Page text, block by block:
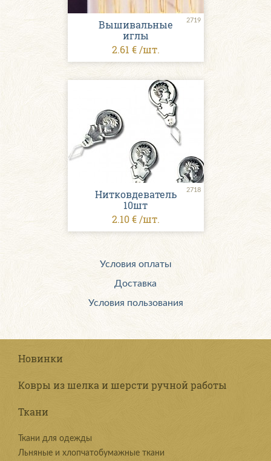
2719
Вышивальные
иглы
2.61 € /шт.
2718
Нитковдеватель
10шт
2.10 € /шт.
Условия оплаты
Доставка
Условия пользования
Новинки
Ковры из шелка и шерсти ручной работы
Ткани
Ткани для одежды
Льняные и хлопчатобумажные ткани